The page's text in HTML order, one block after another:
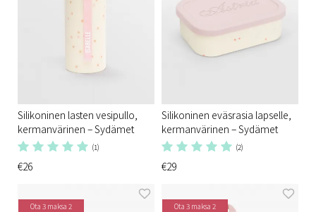
Silikoninen lasten vesipullo,
kermanvärinen – Sydämet
(1)
€26
Silikoninen eväsrasia lapselle,
kermanvärinen – Sydämet
(2)
€29
Ota 3 maksa 2
Ota 3 maksa 2